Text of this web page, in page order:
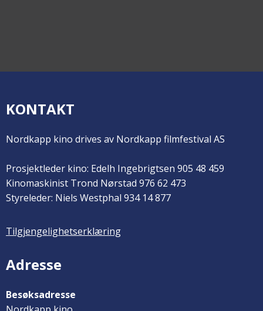
KONTAKT
Nordkapp kino drives av Nordkapp filmfestival AS
Prosjektleder kino: Edelh Ingebrigtsen 905 48 459
Kinomaskinist Trond Nørstad 976 62 473
Styreleder: Niels Westphal 934 14 877
Tilgjengelighetserklæring
Adresse
Besøksadresse